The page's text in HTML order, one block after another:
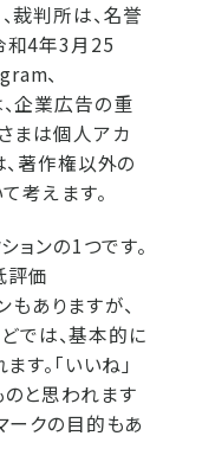
裁判所は、名誉
和4年3月25
、
企業広告の重
まは個人アカ
、著作権以外の
考えます。
ョンの1つです。
評価
もありますが、
では、基本的に
す。「いいね」
と思われます
ークの目的もあ